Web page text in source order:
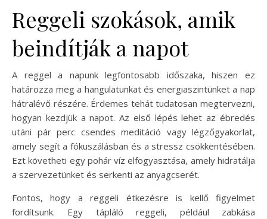
Reggeli szokások, amik
beindítják a napot
A reggel a napunk legfontosabb időszaka, hiszen ez
határozza meg a hangulatunkat és energiaszintünket a nap
hátralévő részére. Érdemes tehát tudatosan megtervezni,
hogyan kezdjük a napot. Az első lépés lehet az ébredés
utáni pár perc csendes meditáció vagy légzőgyakorlat,
amely segít a fókuszálásban és a stressz csökkentésében.
Ezt követheti egy pohár víz elfogyasztása, amely hidratálja
a szervezetünket és serkenti az anyagcserét.
Fontos, hogy a reggeli étkezésre is kellő figyelmet
fordítsunk. Egy tápláló reggeli, például zabkása